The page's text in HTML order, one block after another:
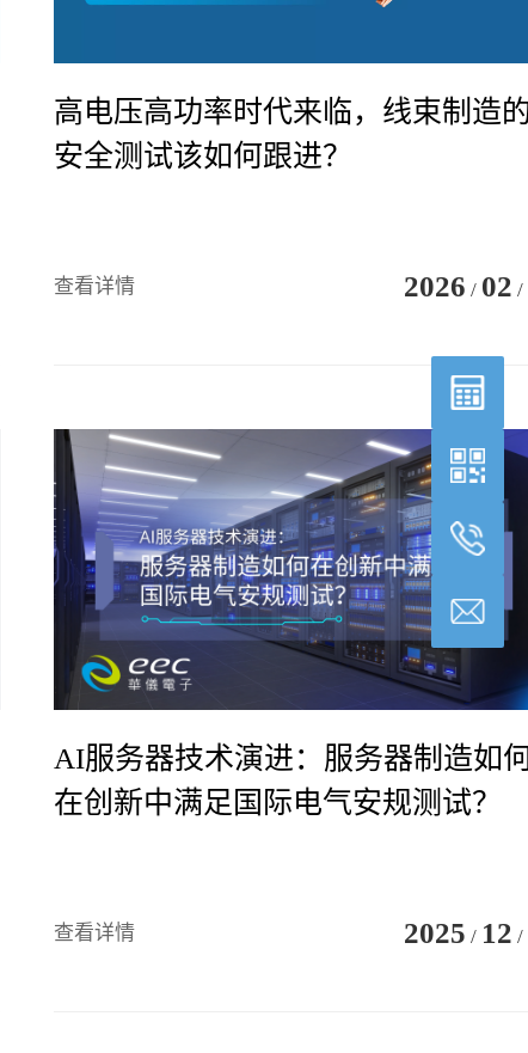
高电压高功率时代来临，线束制造
安全测试该如何跟进？
查看详情 2026 / 02 /
AI服务器技术演进：服务器制造如
在创新中满足国际电气安规测试？
查看详情 2025 / 12 /